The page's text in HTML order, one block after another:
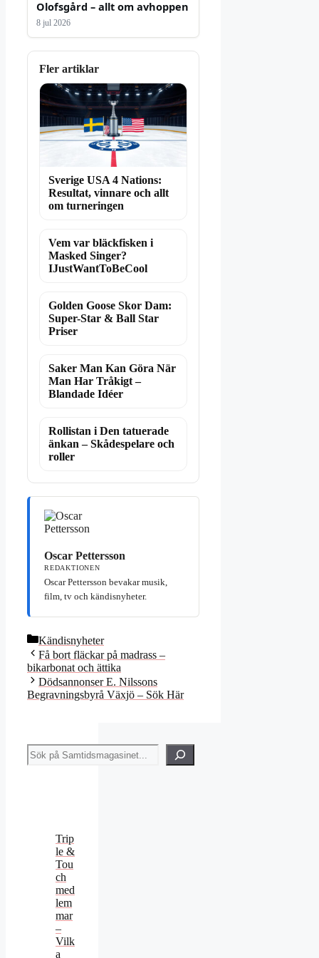
Olofsgård – allt om avhoppen
8 jul 2026
Fler artiklar
Sverige USA 4 Nations:
Resultat, vinnare och allt
om turneringen
Vem var bläckfisken i
Masked Singer?
IJustWantToBeCool
Golden Goose Skor Dam:
Super-Star & Ball Star
Priser
Saker Man Kan Göra När
Man Har Tråkigt –
Blandade Idéer
Rollistan i Den tatuerade
änkan – Skådespelare och
roller
Oscar Pettersson
REDAKTIONEN
Oscar Pettersson bevakar musik,
film, tv och kändisnyheter.
Kategorier
Kändisnyheter
Få bort fläckar på madrass –
bikarbonat och ättika
Dödsannonser E. Nilssons
Begravningsbyrå Växjö – Sök Här
Sök
Trip
le &
Tou
ch
med
lem
mar
–
Vilk
a